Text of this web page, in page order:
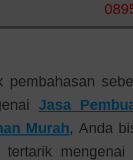
pembahasan
Jasa
Murah, Anda
tertarik